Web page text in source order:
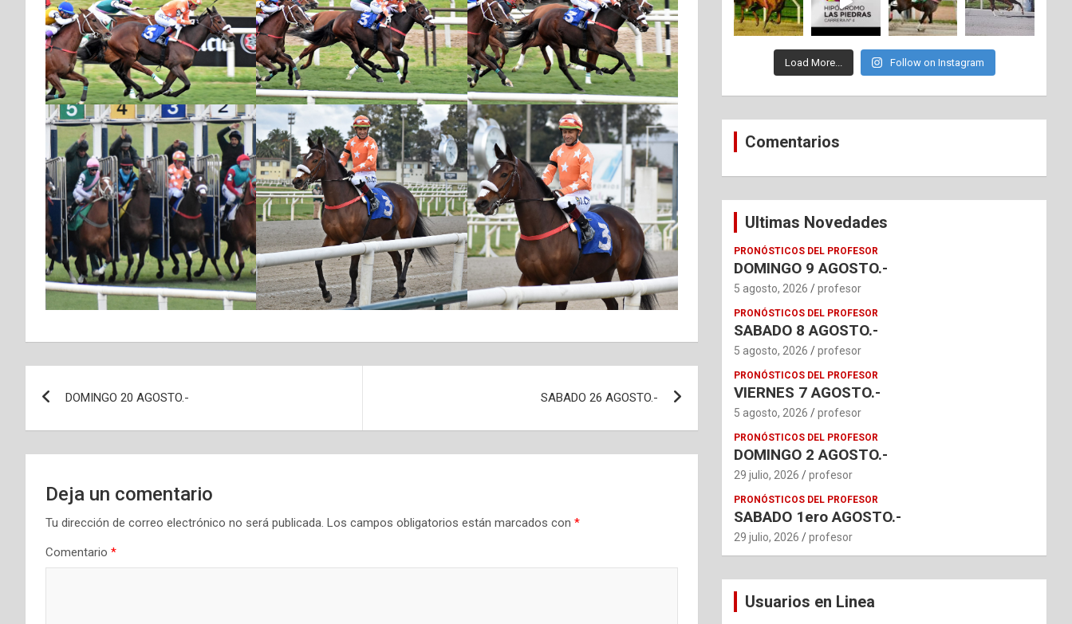
entradas
DOMINGO 20 AGOSTO.- SABADO 26 AGOSTO.-
Deja un comentario
Tu dirección de correo electrónico no será publicada. Los campos obligatorios están marcados con *
Comentario *
Load More... Follow on Instagram
Comentarios
Ultimas Novedades
PRONÓSTICOS DEL PROFESOR
DOMINGO 9 AGOSTO.-
5 agosto, 2026 profesor
PRONÓSTICOS DEL PROFESOR
SABADO 8 AGOSTO.-
5 agosto, 2026 profesor
PRONÓSTICOS DEL PROFESOR
VIERNES 7 AGOSTO.-
5 agosto, 2026 profesor
PRONÓSTICOS DEL PROFESOR
DOMINGO 2 AGOSTO.-
29 julio, 2026 profesor
PRONÓSTICOS DEL PROFESOR
SABADO 1ero AGOSTO.-
29 julio, 2026 profesor
Usuarios en Linea